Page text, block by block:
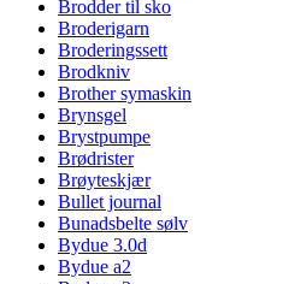
Brodder til sko
Broderigarn
Broderingssett
Brodkniv
Brother symaskin
Brynsgel
Brystpumpe
Brødrister
Brøyteskjær
Bullet journal
Bunadsbelte sølv
Bydue 3.0d
Bydue a2